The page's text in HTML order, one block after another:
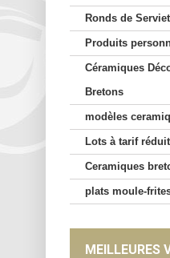
Ronds de
Produits
Céramiques
Bretons
modèles
Lots à tarif réduit
Ceramiques
plats moule-
MEILLEURES